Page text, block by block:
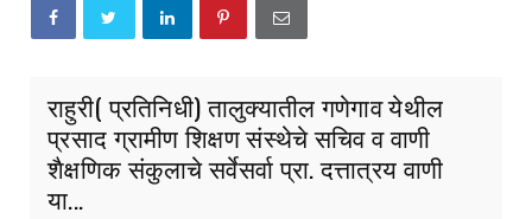
राहुरी( प्रतिनिधी) तालुक्यातील गणेगाव येथील
प्रसाद ग्रामीण शिक्षण संस्थेचे सचिव व वाणी
शैक्षणिक संकुलाचे सर्वेसर्वा प्रा. दत्तात्रय वाणी
या...